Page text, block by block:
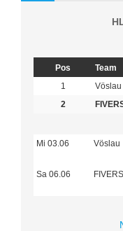
Pos Team
1
Vöslau
2
Mi 03.06 Vöslau
Sa 06.06
FIVERS